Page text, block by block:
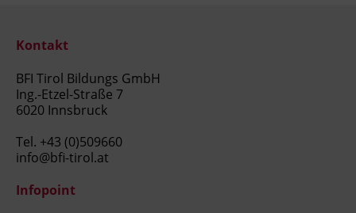
Kontakt
BFI Tirol Bildungs GmbH
Ing.-Etzel-Straße 7
6020 Innsbruck
Tel. +43 (0)509660
info@bfi-tirol.at
Infopoint